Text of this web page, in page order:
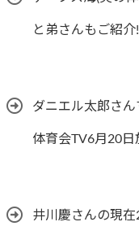
と弟さんもご紹介!
ダニエル太郎さ
体育会TV6月20日
井川慶さんの現